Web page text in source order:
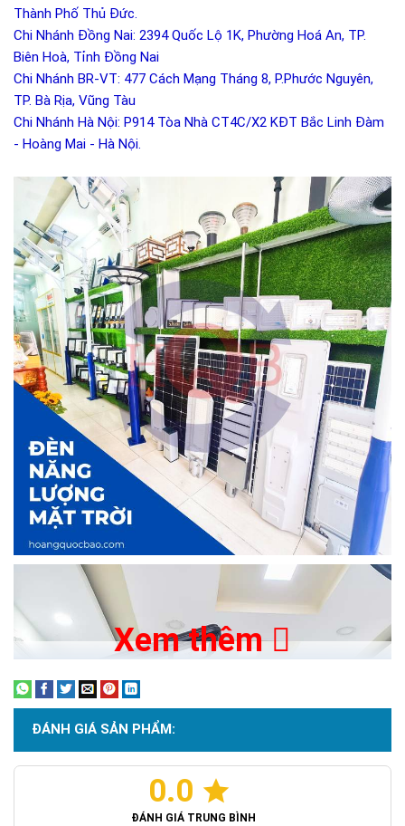
Thành Phố Thủ Đức.
Chi Nhánh Đồng Nai: 2394 Quốc Lộ 1K, Phường Hoá An, TP.
Biên Hoà, Tỉnh Đồng Nai
Chi Nhánh BR-VT: 477 Cách Mạng Tháng 8, P.Phước Nguyên,
TP. Bà Rịa, Vũng Tàu
Chi Nhánh Hà Nội: P914 Tòa Nhà CT4C/X2 KĐT Bắc Linh Đàm
- Hoàng Mai - Hà Nội.
Xem thêm
ĐÁNH GIÁ SẢN PHẨM:
0.0
ĐÁNH GIÁ TRUNG BÌNH